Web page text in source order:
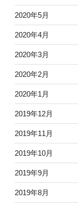
2020年5月
2020年4月
2020年3月
2020年2月
2020年1月
2019年12月
2019年11月
2019年10月
2019年9月
2019年8月